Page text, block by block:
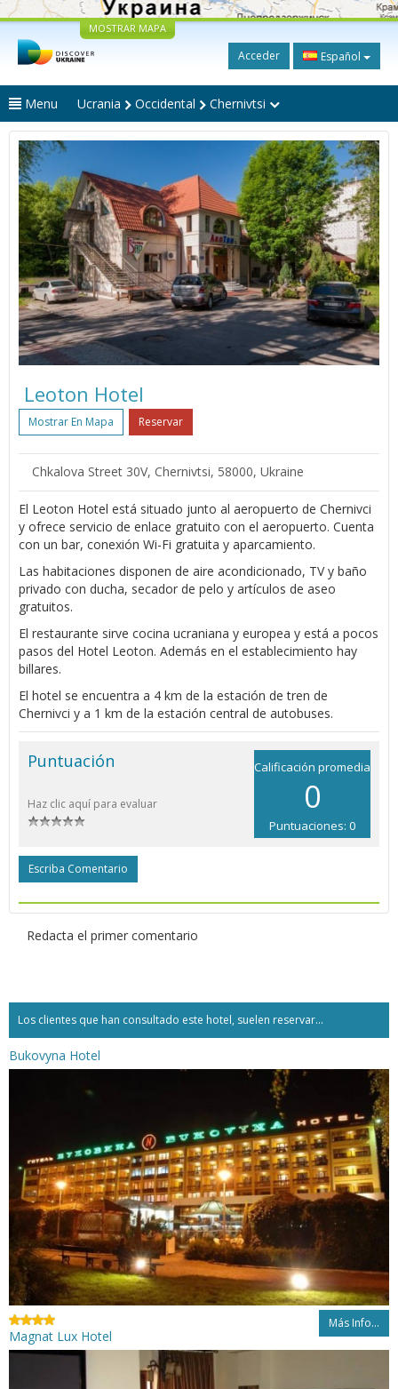
MOSTRAR MAPA
Acceder Español
Menu Ucrania Occidental Chernivtsi
Leoton Hotel
Mostrar En Mapa Reservar
Chkalova Street 30V, Chernivtsi, 58000, Ukraine
El Leoton Hotel está situado junto al aeropuerto de Chernivci
y ofrece servicio de enlace gratuito con el aeropuerto. Cuenta
con un bar, conexión Wi-Fi gratuita y aparcamiento.
Las habitaciones disponen de aire acondicionado, TV y baño
privado con ducha, secador de pelo y artículos de aseo
gratuitos.
El restaurante sirve cocina ucraniana y europea y está a pocos
pasos del Hotel Leoton. Además en el establecimiento hay
billares.
El hotel se encuentra a 4 km de la estación de tren de
Chernivci y a 1 km de la estación central de autobuses.
Calificación promedia
0
Puntuaciones: 0
Puntuación
Haz clic aquí para evaluar
Escriba Comentario
Redacta el primer comentario
Los clientes que han consultado este hotel, suelen reservar...
Bukovyna Hotel
Más Info...
Magnat Lux Hotel